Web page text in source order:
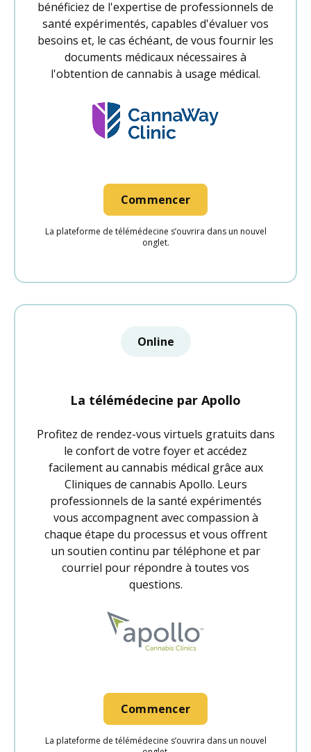
bénéficiez de l'expertise de professionnels de
santé expérimentés, capables d'évaluer vos
besoins et, le cas échéant, de vous fournir les
documents médicaux nécessaires à
l'obtention de cannabis à usage médical.
Commencer
La plateforme de télémédecine s’ouvrira dans un nouvel
onglet.
Online
La télémédecine par Apollo
Profitez de rendez-vous virtuels gratuits dans
le confort de votre foyer et accédez
facilement au cannabis médical grâce aux
Cliniques de cannabis Apollo. Leurs
professionnels de la santé expérimentés
vous accompagnent avec compassion à
chaque étape du processus et vous offrent
un soutien continu par téléphone et par
courriel pour répondre à toutes vos
questions.
Commencer
La plateforme de télémédecine s’ouvrira dans un nouvel